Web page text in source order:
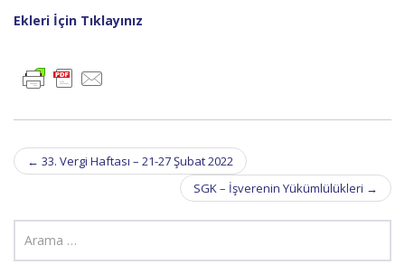
Ekleri İçin Tıklayınız
Post
navigation
← 33. Vergi Haftası – 21-27 Şubat 2022
SGK – İşverenin Yükümlülükleri →